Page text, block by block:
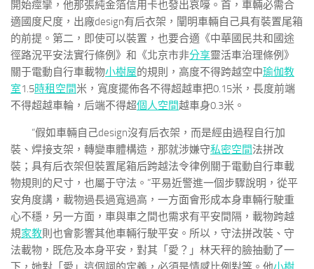
開始痙攣，他那張純金箔信用卡也發出哀嚎。首，車輛必需合
適國度尺度，出廠design有后衣架，闡明車輛自己具有裝置尾箱
的前提。第二，即使可以裝置，也要合適《中華國民共和國途
徑路況平安法實行條例》和《北京市非分享靈活車治理條例》
關于電動自行車載物小樹屋的規則，高度不得跨越空中瑜伽教
室1.5時租空間米，寬度擺佈各不得超越車把0.15米，長度前端
不得超越車輪，后端不得超個人空間越車身0.3米。
“假如車輛自己design沒有后衣架，而是經由過程自行加
裝、焊接支架，轉變車體構造，那就涉嫌守私密空間法拼改
裝；具有后衣架但裝置尾箱后跨越法令律例關于電動自行車載
物規則的尺寸，也屬于守法。”平易近警進一個步驟說明，從平
安角度講，載物過長過寬過高，一方面會形成本身車輛行駛重
心不穩，另一方面，車與車之間也需求有平安間隔，載物跨越
規家教則也會影響其他車輛行駛平安。所以，守法拼改裝、守
法載物，既危及本身平安，對其「愛？」林天秤的臉抽動了一